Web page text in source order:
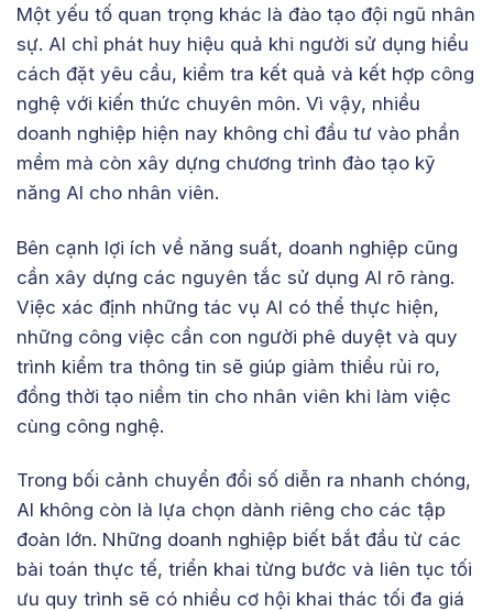
Một yếu tố quan trọng khác là đào tạo đội ngũ nhân
sự. AI chỉ phát huy hiệu quả khi người sử dụng hiểu
cách đặt yêu cầu, kiểm tra kết quả và kết hợp công
nghệ với kiến thức chuyên môn. Vì vậy, nhiều
doanh nghiệp hiện nay không chỉ đầu tư vào phần
mềm mà còn xây dựng chương trình đào tạo kỹ
năng AI cho nhân viên.
Bên cạnh lợi ích về năng suất, doanh nghiệp cũng
cần xây dựng các nguyên tắc sử dụng AI rõ ràng.
Việc xác định những tác vụ AI có thể thực hiện,
những công việc cần con người phê duyệt và quy
trình kiểm tra thông tin sẽ giúp giảm thiểu rủi ro,
đồng thời tạo niềm tin cho nhân viên khi làm việc
cùng công nghệ.
Trong bối cảnh chuyển đổi số diễn ra nhanh chóng,
AI không còn là lựa chọn dành riêng cho các tập
đoàn lớn. Những doanh nghiệp biết bắt đầu từ các
bài toán thực tế, triển khai từng bước và liên tục tối
ưu quy trình sẽ có nhiều cơ hội khai thác tối đa giá